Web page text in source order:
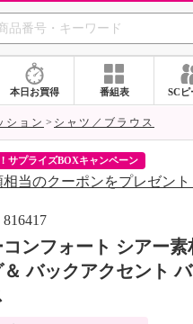
SHOP
本日お買得 番組表 SCピ
ション シャツ／ブラウス
サプライズBOXキャンペーン
当のクーポンをプレゼント
ンフォート シアー
バックアクセント